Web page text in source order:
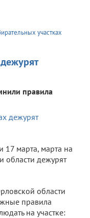
участках
правила
марта, марта на
области дежурят
области
правила
на участке: